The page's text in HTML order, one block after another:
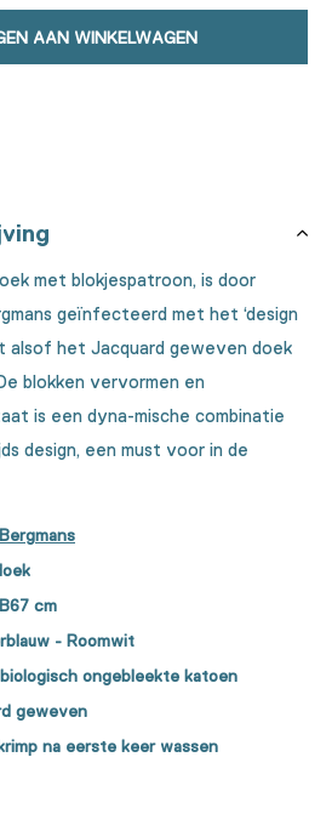
AAN WINKELWAGEN
met blokjespatroon, is door
geïnfecteerd met het ‘design
alsof het Jacquard geweven doek
blokken vervormen en
is een dyna-mische combinatie
design, een must voor in de
cm
- Roomwit
ongebleekte katoen
geweven
na eerste keer wassen